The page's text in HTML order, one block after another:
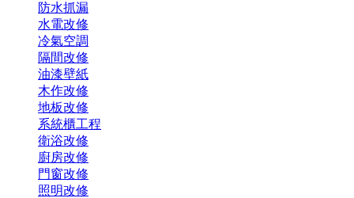
防水抓漏
水電改修
冷氣空調
隔間改修
油漆壁紙
木作改修
地板改修
系統櫃工程
衛浴改修
廚房改修
門窗改修
照明改修